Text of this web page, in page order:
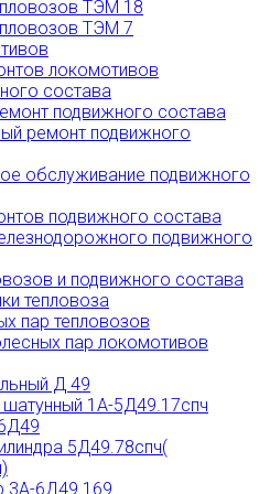
ТЭМ 18
ТЭМ 7
локомотивов
состава
подвижного состава
ремонт подвижного
обслуживание подвижного
подвижного состава
подвижного
и подвижного состава
тепловоза
пар тепловозов
пар локомотивов
Д 49
1А-5Д49.17спч
5Д49.78спч(
3А-6Д49.169